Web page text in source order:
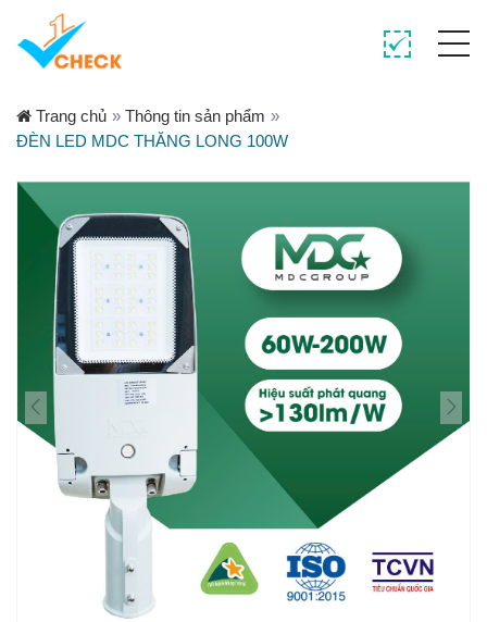
Trang chủ » Thông tin sản phẩm »
ĐÈN LED MDC THĂNG LONG 100W